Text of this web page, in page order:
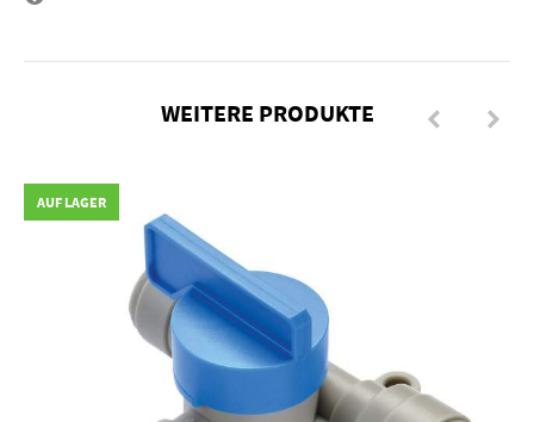
WEITERE PRODUKTE
AUF LAGER